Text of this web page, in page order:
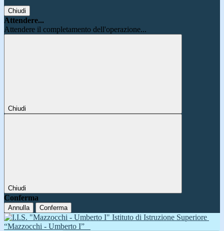
Chiudi
Attendere...
Attendere il completamento dell'operazione...
Chiudi
Chiudi
Conferma
Annulla Conferma
Istituto di Istruzione Superiore
“Mazzocchi - Umberto I”